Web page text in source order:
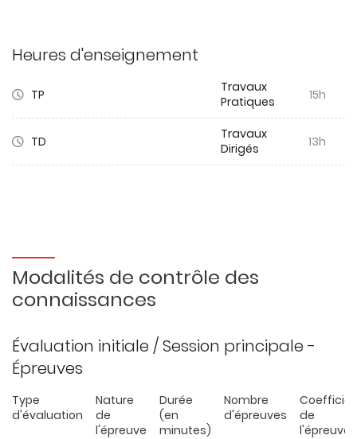
Heures d'enseignement
TP
Travaux
Pratiques
15h
TD
Travaux
Dirigés
13h
Modalités de contrôle des
connaissances
Évaluation initiale / Session principale -
Épreuves
Type
d'évaluation
Nature
de
l'épreuve
Durée
(en
minutes)
Nombre
d'épreuves
de
l'épreuve